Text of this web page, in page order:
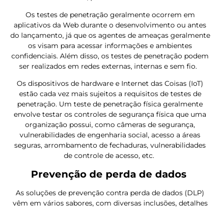
Os testes de penetração geralmente ocorrem em
aplicativos da Web durante o desenvolvimento ou antes
do lançamento, já que os agentes de ameaças geralmente
os visam para acessar informações e ambientes
confidenciais. Além disso, os testes de penetração podem
ser realizados em redes externas, internas e sem fio.
Os dispositivos de hardware e Internet das Coisas (IoT)
estão cada vez mais sujeitos a requisitos de testes de
penetração. Um teste de penetração física geralmente
envolve testar os controles de segurança física que uma
organização possui, como câmeras de segurança,
vulnerabilidades de engenharia social, acesso a áreas
seguras, arrombamento de fechaduras, vulnerabilidades
de controle de acesso, etc.
Prevenção de perda de dados
As soluções de prevenção contra perda de dados (DLP)
vêm em vários sabores, com diversas inclusões, detalhes